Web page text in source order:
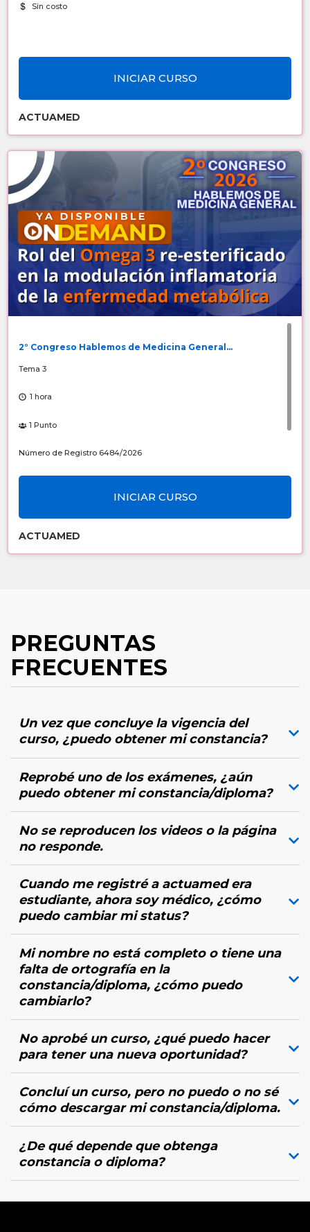
Sin costo
INICIAR CURSO
ACTUAMED
2° Congreso Hablemos de Medicina General...
Tema 3
1 hora
1 Punto
Número de Registro 6484/2026
INICIAR CURSO
ACTUAMED
PREGUNTAS
FRECUENTES
Un vez que concluye la vigencia del
curso, ¿puedo obtener mi constancia?
Reprobé uno de los exámenes, ¿aún
puedo obtener mi constancia/diploma?
No se reproducen los videos o la página
no responde.
Cuando me registré a actuamed era
estudiante, ahora soy médico, ¿cómo
puedo cambiar mi status?
Mi nombre no está completo o tiene una
falta de ortografía en la
constancia/diploma, ¿cómo puedo
cambiarlo?
No aprobé un curso, ¿qué puedo hacer
para tener una nueva oportunidad?
Concluí un curso, pero no puedo o no sé
cómo descargar mi constancia/diploma.
¿De qué depende que obtenga
constancia o diploma?